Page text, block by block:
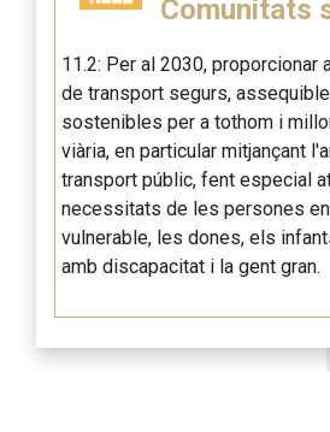
Comunitats
11.2: Per al 2030, proporcionar
de transport segurs,
sostenibles per a tothom i
viària, en particular mitjançant
transport públic, fent especial
necessitats de les persones
vulnerable, les dones, els
amb discapacitat i la gent gran.